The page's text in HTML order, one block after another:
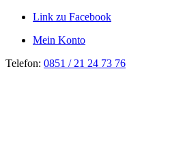
Link zu Facebook
Mein Konto
Telefon: 0851 / 21 24 73 76